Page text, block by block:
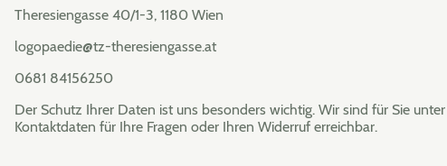
Theresiengasse 40/1-3, 1180 Wien
logopaedie@tz-theresiengasse.at
0681 84156250
Der Schutz Ihrer Daten ist uns besonders wichtig. Wir sind für Sie
Kontaktdaten für Ihre Fragen oder Ihren Widerruf erreichbar.